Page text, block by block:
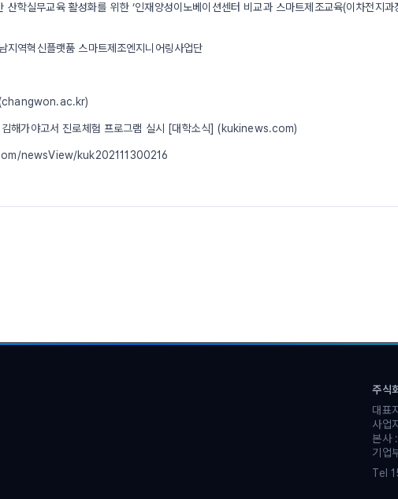
산학실무교육 활성화를 위한 ‘인재양성이노베이션센터 비교과 스마트제조교육(이차전지과
지역혁신플랫품 스마트제조엔지니어링사업단
해가야고서 진로체험 프로그램 실시 [대학소식] (kukinews.com)
newsView/kuk202111300216
주식
대표
사업
본사
기업
Tel